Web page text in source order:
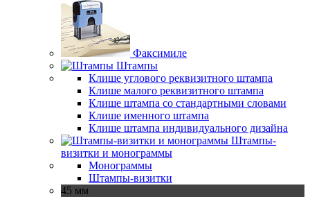
Факсимиле
Штампы
Клише углового реквизитного штампа
Клише малого реквизитного штампа
Клише штампа со стандартными словами
Клише именного штампа
Клише штампа индивидуального дизайна
Штампы-
визитки и монограммы
Монограммы
Штампы-визитки
45 мм